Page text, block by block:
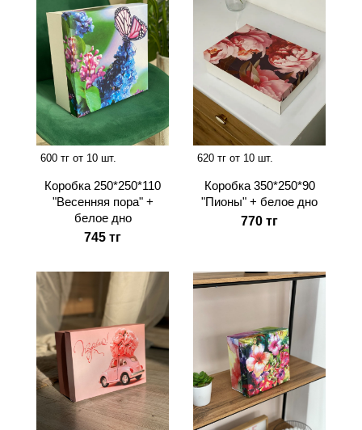
600 тг от 10 шт.
Коробка 250*250*110
"Весенняя пора" +
белое дно
745 тг
620 тг от 10 шт.
Коробка 350*250*90
"Пионы" + белое дно
770 тг